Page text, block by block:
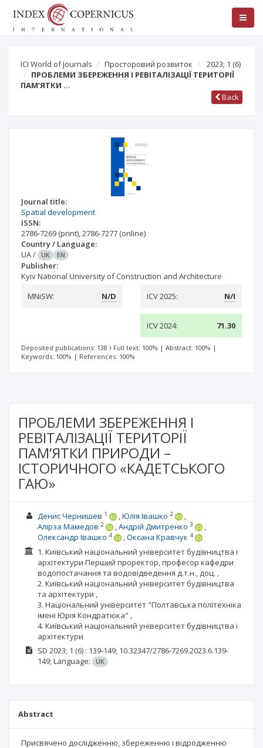
ICI World of Journals Просторовий розвиток 2023; 1 (6)
ПРОБЛЕМИ ЗБЕРЕЖЕННЯ І РЕВІТАЛІЗАЦІЇ ТЕРИТОРІЇ
ПАМ’ЯТКИ …
Back
Journal title:
Spatial development
ISSN:
2786-7269 (print),2786-7277 (online)
Country / Language:
UA/ UK EN
Publisher:
Kyiv National University of Construction and Architecture
MNiSW:
N/D ICV 2025: N/I
ICV 2024: 71.30
Deposited publications: 138 Full text: 100% | Abstract: 100% |
Keywords: 100% | References: 100%
ПРОБЛЕМИ ЗБЕРЕЖЕННЯ І
РЕВІТАЛІЗАЦІЇ ТЕРИТОРІЇ
ПАМ’ЯТКИ ПРИРОДИ –
ІСТОРИЧНОГО «КАДЕТСЬКОГО
ГАЮ»
Денис Чернишев 1 Юлія Івашко 2
Алірза Мамедов 2 Андрій Дмитренко 3
Олександр Івашко 4 Оксана Кравчук 4
1. Київський національний університет будівництва і
архітектури Перший проректор, професор кафедри
водопостачання та водовідведення д.т.н., доц. ,
2. Київський національний університет будівництва
та архітектури ,
3. Національний університет "Полтавська політехніка
імені Юрія Кондратюка" ,
4. Київський національний університет будівництва і
архітектури
SD 2023; 1 (6) : 139-149; 10.32347/2786-7269.2023.6.139-
149; Language: UK
Abstract
Присвячено дослідженню, збереженню і відродженню